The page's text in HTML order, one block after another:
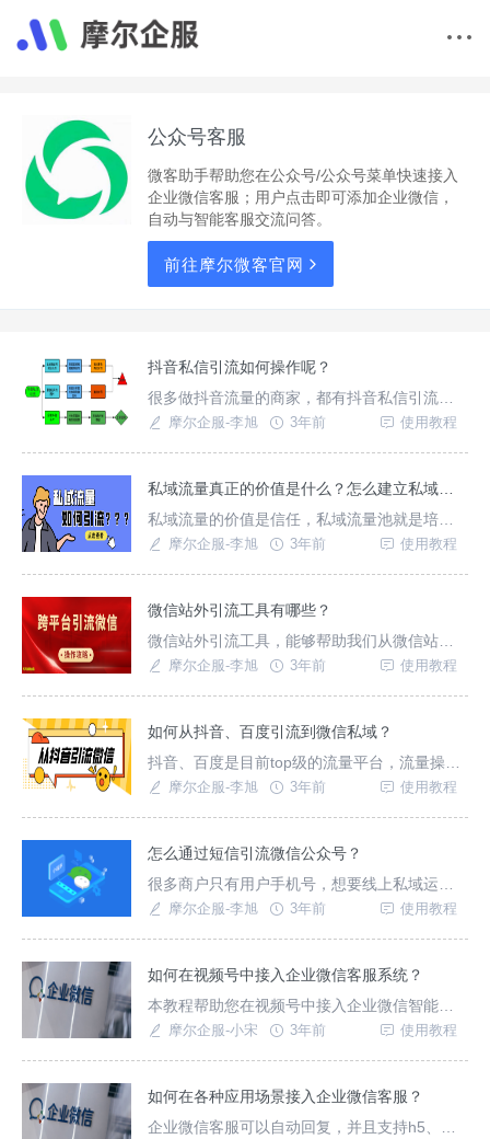
公众号客服
微客助手帮助您在公众号/公众号菜单快速接入
企业微信客服；用户点击即可添加企业微信，
自动与智能客服交流问答。
前往摩尔微客官网
抖音私信引流如何操作呢？
很多做抖音流量的商家，都有抖音私信引流到
微信的需求，本文详细介绍抖音私信引流微信
摩尔企服-李旭 3年前 使用教程
私域流量的价值是信任，私域流量池就是培养
信任的温床！
摩尔企服-李旭 3年前 使用教程
微信站外引流工具有哪些？
微信站外引流工具，能够帮助我们从微信站外
一键跳转到微信中，实现高效引流！
摩尔企服-李旭 3年前 使用教程
如何从抖音、百度引流到微信私域？
抖音、百度是目前top级的流量平台，流量操盘
手都想要从这两个平台中获取流量。微信生态
摩尔企服-李旭 3年前 使用教程
怎么通过短信引流微信公众号？
很多商户只有用户手机号，想要线上私域运
营，就不得不通过短信来引流到微信，本文介
摩尔企服-李旭 3年前 使用教程
如何在视频号中接入企业微信客服系统？
本教程帮助您在视频号中接入企业微信智能客
服系统；帮助您快速搭建视频号微信客服。
摩尔企服-小宋 3年前 使用教程
如何在各种应用场景接入企业微信客服？
企业微信客服可以自动回复，并且支持h5、公